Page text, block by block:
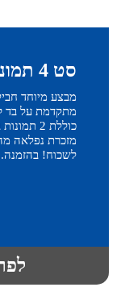
סט 4 תמונות קנבס מהטיולים שלנו
מתקדמת על בד
מזכרת נפלאה
לשכוח!